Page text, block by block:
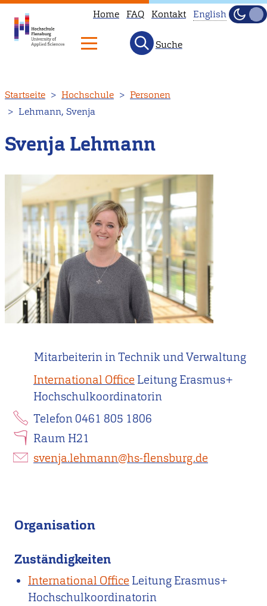
zum
Inhalt
Home FAQ Kontakt
to
our
English
instead.
English
Hell
Suche
Startseite Hochschule
Personen
Lehmann, Svenja
Svenja Lehmann
Mitarbeiterin in Technik und Verwaltung
International Office Leitung Erasmus+
Hochschulkoordinatorin
Telefon 0461 805 1806
Raum H21
svenja.lehmann@hs-flensburg.de
Organisation
Zuständigkeiten
International Office Leitung Erasmus+
Hochschulkoordinatorin